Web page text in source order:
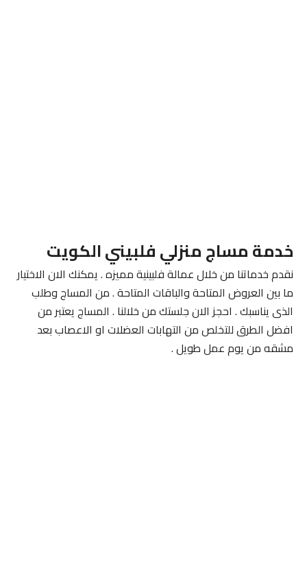
خدمة مساج منزلي فلبيني الكويت
نقدم خدماتنا من خلال عمالة فلبينية مميزه . يمكنك الان الاختيار
ما بين العروض المتاحة والباقات المتاحة . من المساج وطلب
الذى يناسبك . احجز الان جلستك من خلالنا . المساج يعتبر من
افضل الطرق للتخلص من التهابات العضلات او الاعصاب بعد
مشقه من يوم عمل طويل .